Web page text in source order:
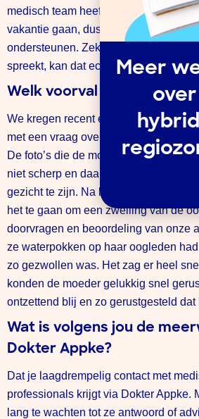
medisch team heeft veel ervaring met
vakantie gaan, dus kunnen
ondersteunen. Zeker als je de taal in
spreekt, kan dat echt een uitkomst zijn.
Welk voorval is je
We kregen recent een hele ongeruste
met een vraag over haar 3-jarige
De foto’s die de moeder ons stuurde
niet scherp en daarop leek er een
gezicht te zijn. Na betere foto’s te
het te gaan om een zwelling van de
doorvragen en beoordeling van onze
ze waterpokken op haar oogleden
zo gezwollen was. Het zag er heel
konden de moeder gelukkig snel
ontzettend blij en zo gerustgesteld dat
Wat is volgens jou de
Dokter Appke?
Dat je laagdrempelig contact met
professionals krijgt via Dokter Appke.
lang te wachten tot ze antwoord of
Meer
over